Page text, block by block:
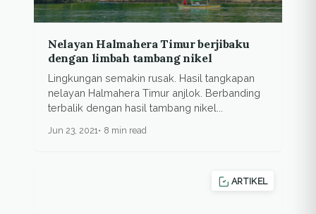
Nelayan Halmahera Timur berjibaku
dengan limbah tambang nikel
Lingkungan semakin rusak. Hasil tangkapan
nelayan Halmahera Timur anjlok. Berbanding
terbalik dengan hasil tambang nikel...
Jun 23, 2021 8 min read
ARTIKEL